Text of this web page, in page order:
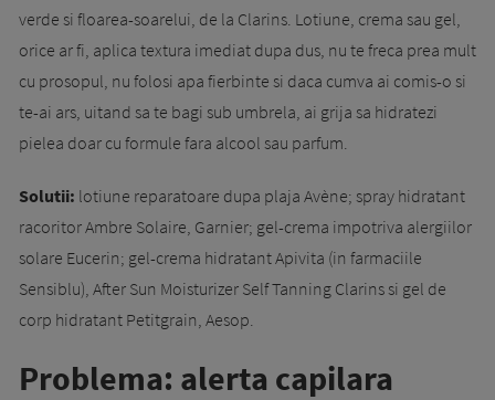
verde si floarea-soarelui, de la Clarins. Lotiune, crema sau gel,
orice ar fi, aplica textura imediat dupa dus, nu te freca prea mult
cu prosopul, nu folosi apa fierbinte si daca cumva ai comis-o si
te-ai ars, uitand sa te bagi sub umbrela, ai grija sa hidratezi
pielea doar cu formule fara alcool sau parfum.
Solutii: lotiune reparatoare dupa plaja Avène; spray hidratant
racoritor Ambre Solaire, Garnier; gel-crema impotriva alergiilor
solare Eucerin; gel-crema hidratant Apivita (in farmaciile
Sensiblu), After Sun Moisturizer Self Tanning Clarins si gel de
corp hidratant Petitgrain, Aesop.
Problema: alerta capilara